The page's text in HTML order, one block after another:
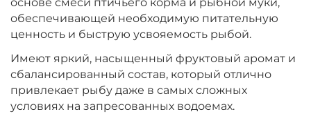
Диаметр:
24 мм
Вкус:
Острые Специи
‍899‍ ₽ ‍1 058‍₽ +
−
обеспечивающей необходимую питательную
ценность и быструю усвояемость рыбой.
Имеют яркий, насыщенный фруктовый аромат и
сбалансированный состав, который отлично
привлекает рыбу даже в самых сложных
условиях на запресованных водоемах.